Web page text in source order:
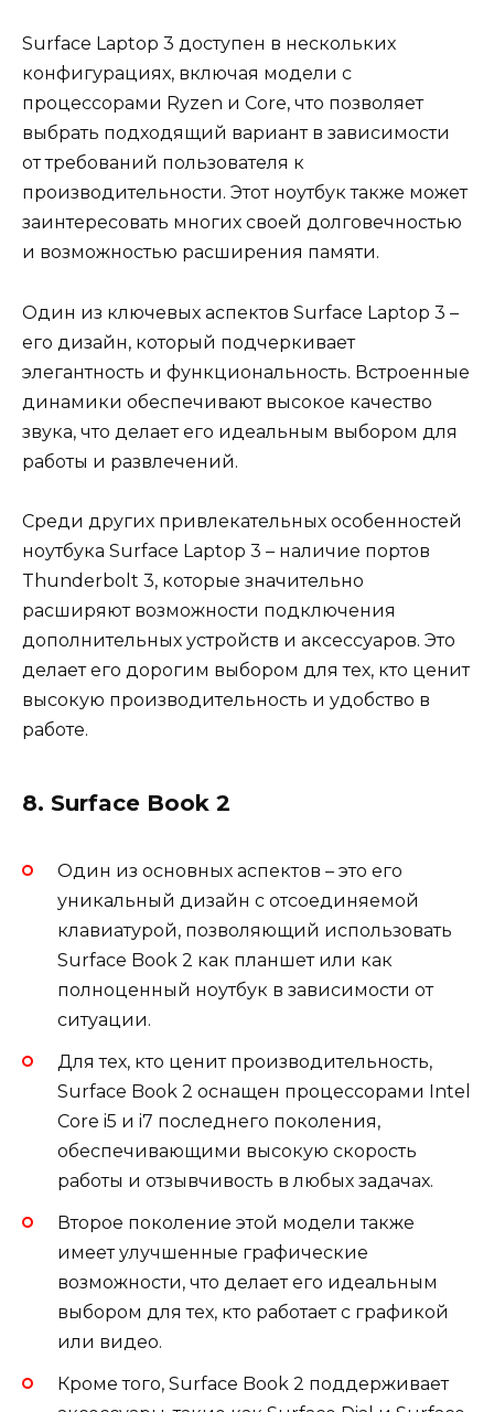
Surface Laptop 3 доступен в нескольких
конфигурациях, включая модели с
процессорами Ryzen и Core, что позволяет
выбрать подходящий вариант в зависимости
от требований пользователя к
производительности. Этот ноутбук также может
заинтересовать многих своей долговечностью
и возможностью расширения памяти.
Один из ключевых аспектов Surface Laptop 3 –
его дизайн, который подчеркивает
элегантность и функциональность. Встроенные
динамики обеспечивают высокое качество
звука, что делает его идеальным выбором для
работы и развлечений.
Среди других привлекательных особенностей
ноутбука Surface Laptop 3 – наличие портов
Thunderbolt 3, которые значительно
расширяют возможности подключения
дополнительных устройств и аксессуаров. Это
делает его дорогим выбором для тех, кто ценит
высокую производительность и удобство в
работе.
8. Surface Book 2
Один из основных аспектов – это его
уникальный дизайн с отсоединяемой
клавиатурой, позволяющий использовать
Surface Book 2 как планшет или как
полноценный ноутбук в зависимости от
ситуации.
Для тех, кто ценит производительность,
Surface Book 2 оснащен процессорами Intel
Core i5 и i7 последнего поколения,
обеспечивающими высокую скорость
работы и отзывчивость в любых задачах.
Второе поколение этой модели также
имеет улучшенные графические
возможности, что делает его идеальным
выбором для тех, кто работает с графикой
или видео.
Кроме того, Surface Book 2 поддерживает